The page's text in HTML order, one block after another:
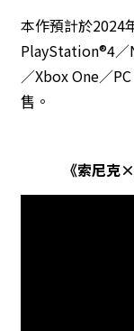
本作預計於2024
PlayStation®4
／Xbox One／
售。
《索尼克